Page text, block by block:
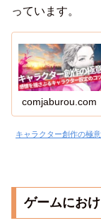
っています。
comjaburou.com
キャラクター創作の極
ゲームにお